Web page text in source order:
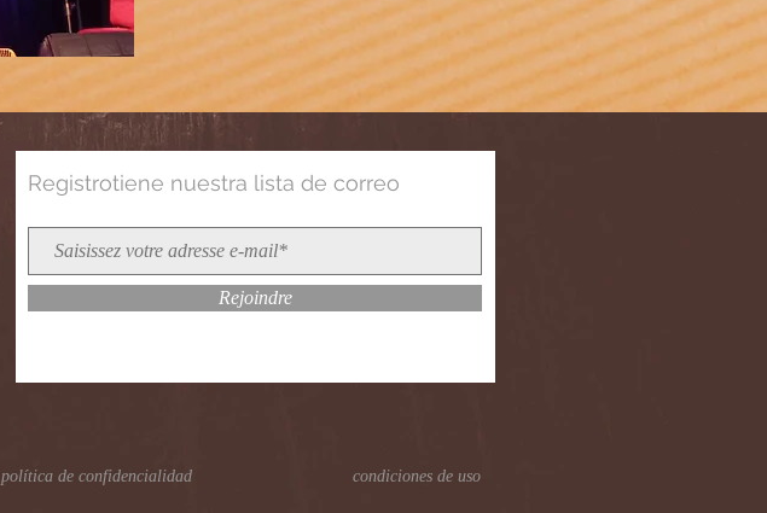
Registrotiene nuestra lista de correo
Rejoindre
política de confidencialidad condiciones de uso